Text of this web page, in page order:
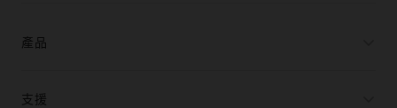
產品
支援